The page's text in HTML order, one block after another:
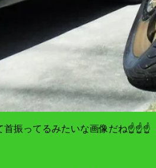
首振ってるみたいな画像だね☝☝☝